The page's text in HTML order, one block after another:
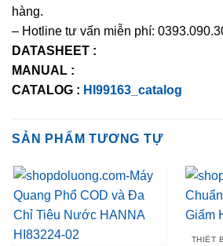
hàng.
– Hotline tư vấn miễn phí:
DATASHEET :
MANUAL :
CATALOG : HI99163_catalog
SẢN PHẨM TƯƠNG TỰ